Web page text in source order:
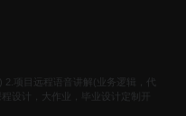
2.项目远程语音讲解(业务逻辑，代
设计，大作业，毕业设计定制开